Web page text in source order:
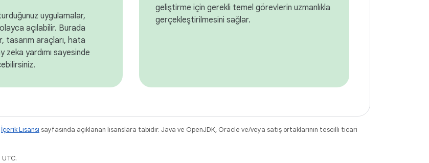
uygulamalar,
açılabilir. Burada
tasarım araçları, hata
zeka yardımı sayesinde
geliştirme için gerekli temel görevlerin uzmanlıkla
gerçekleştirilmesini sağlar.
İçerik Lisansı sayfasında açıklanan lisanslara tabidir. Java ve OpenJDK, Oracle ve/veya satış ortaklarının tescilli ticari